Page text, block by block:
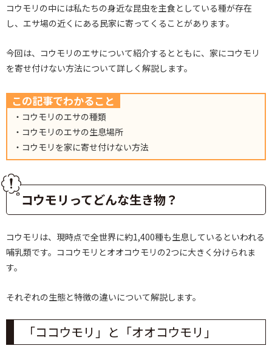
コウモリの中には私たちの身近な昆虫を主食としている種が存在
し、エサ場の近くにある民家に寄ってくることがあります。
今回は、コウモリのエサについて紹介するとともに、家にコウモリ
を寄せ付けない方法について詳しく解説します。
この記事でわかること
・コウモリのエサの種類
・コウモリのエサの生息場所
・コウモリを家に寄せ付けない方法
コウモリってどんな生き物？
コウモリは、現時点で全世界に約1,400種も生息しているといわれる
哺乳類です。ココウモリとオオコウモリの2つに大きく分けられま
す。
それぞれの生態と特徴の違いについて解説します。
「ココウモリ」と「オオコウモリ」